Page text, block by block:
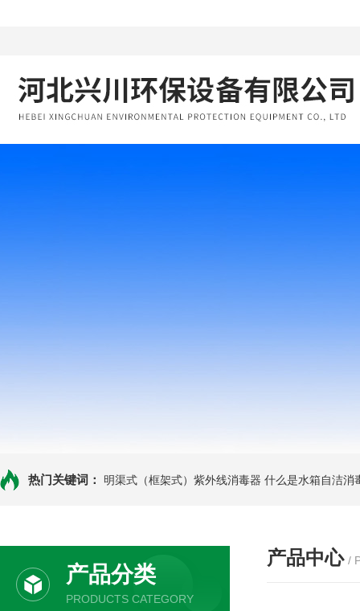
热门关键词： 明渠式（框架式）紫外线消毒器 什么是水箱自洁消
产品分类
PRODUCTS CATEGORY
产品中心 /